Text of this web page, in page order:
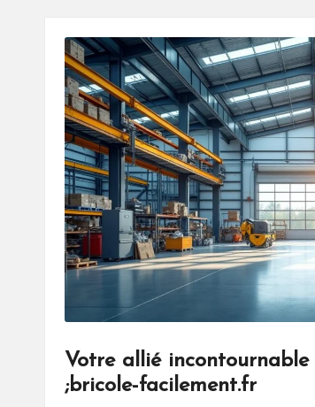
Votre allié
;bricole-facilement.fr